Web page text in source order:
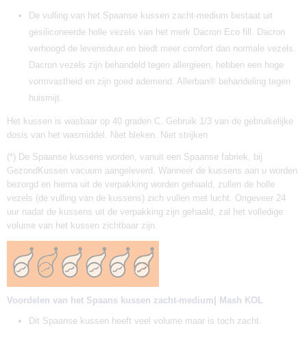
De vulling van het Spaanse kussen zacht-medium bestaat uit
gesiliconeerde holle vezels van het merk Dacron Eco fill. Dacron
verhoogd de levensduur en biedt meer comfort dan normale vezels.
Dacron vezels zijn behandeld tegen allergieen, hebben een hoge
vormvastheid en zijn goed ademend. Allerban® behandeling tegen
huismijt.
Het kussen is wasbaar op 40 graden C. Gebruik 1/3 van de gebruikelijke
dosis van het wasmiddel. Niet bleken. Niet strijken
(*) De Spaanse kussens worden, vanuit een Spaanse fabriek, bij
GezondKussen vacuum aangeleverd. Wanneer de kussens aan u worden
bezorgd en hierna uit de verpakking worden gehaald, zullen de holle
vezels (de vulling van de kussens) zich vullen met lucht. Ongeveer 24
uur nadat de kussens uit de verpakking zijn gehaald, zal het volledige
volume van het kussen zichtbaar zijn.
Voordelen van het Spaans kussen zacht-medium| Mash KOL
Dit Spaanse kussen heeft veel volume maar is toch zacht.